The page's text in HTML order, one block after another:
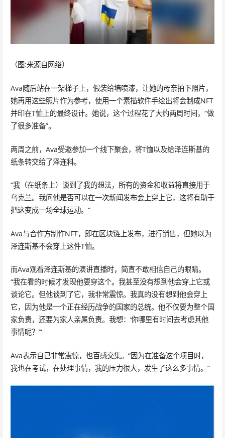
（图:来源自网络）
Ava随后站在一架梯子上，假装给墙喷漆，让她的母亲拍下照片，
她再用这些照片作为参考，使用一个素描软件手绘出将会制成NFT
并印在T恤上的最终设计。她说，这个过程花了大约两周时间，“做
了很多准备”。
两周之前，Ava受邀参加一个线下聚会，将T恤以及给泽连斯基的
纸条转交给了泽连科。
“我（在纸条上）谈到了我的想法，所有的资金和收益将直接用于
乌克兰。我问他是否可以在一次新闻发布会上穿上它，这将有助于
把这变成一场全球运动。”
Ava与合作方制作NFT，即在区块链上发布，进行销售，但她以为
泽连斯基不会穿上这件T恤。
而Ava观看泽连斯基的演讲直播时，简直不敢相信自己的眼睛。
“我在看的时候才发现他要穿这个。我甚至没有想到他会穿上它或
谈论它。但他谈到了它，我非常震惊。我真的没有想到他会穿上
它，因为他是一个正在经历战争的国家的总统。他不仅要为整个国
家负责，还要为家人亲属负责。我想：‘你哪里有时间去考虑其他
事情呢？’”
Ava表示自己非常震惊，也百感交集。“因为在准备这个项目时，
我也在考试，在处理事情，我的压力很大，发生了这么多事情。”